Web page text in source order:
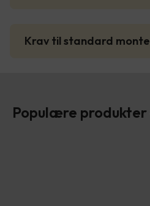
Krav til standard
Populære